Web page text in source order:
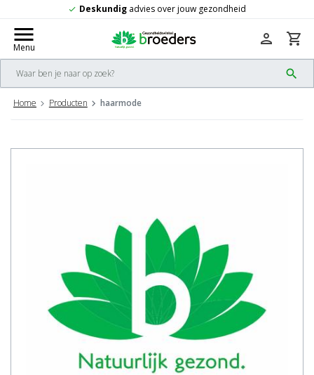
advies over jouw gezondheid
menu
Menu
search
person shopping_cart
Home Producten haarmode